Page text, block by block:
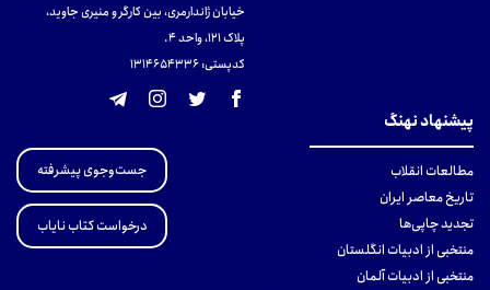
خیابان ژاندارمری، بین کارگر و منیری جاوید،
پلاک 121، واحد ۴.
کدپستی: 131465433۶
پیشنهاد نهنگ
مطالعات انقلاب
تاریخ معاصر ایران
تجدید چاپی‌ها
منتخبی از ادبیات انگلستان
منتخبی از ادبیات آلمان
جست‌وجوی پیشرفته
درخواست کتاب نایاب